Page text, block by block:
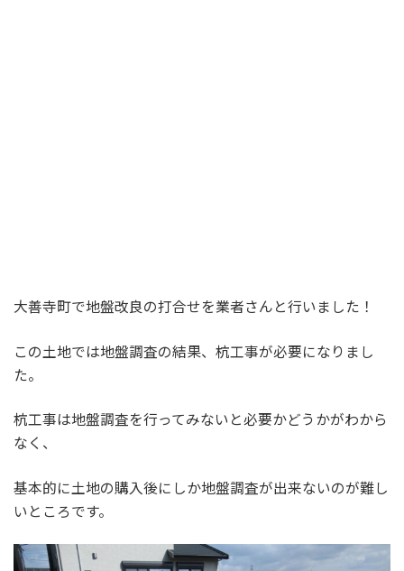
大善寺町で地盤改良の打合せを業者さんと行いました！
この土地では地盤調査の結果、杭工事が必要になりまし
た。
杭工事は地盤調査を行ってみないと必要かどうかがわから
なく、
基本的に土地の購入後にしか地盤調査が出来ないのが難し
いところです。